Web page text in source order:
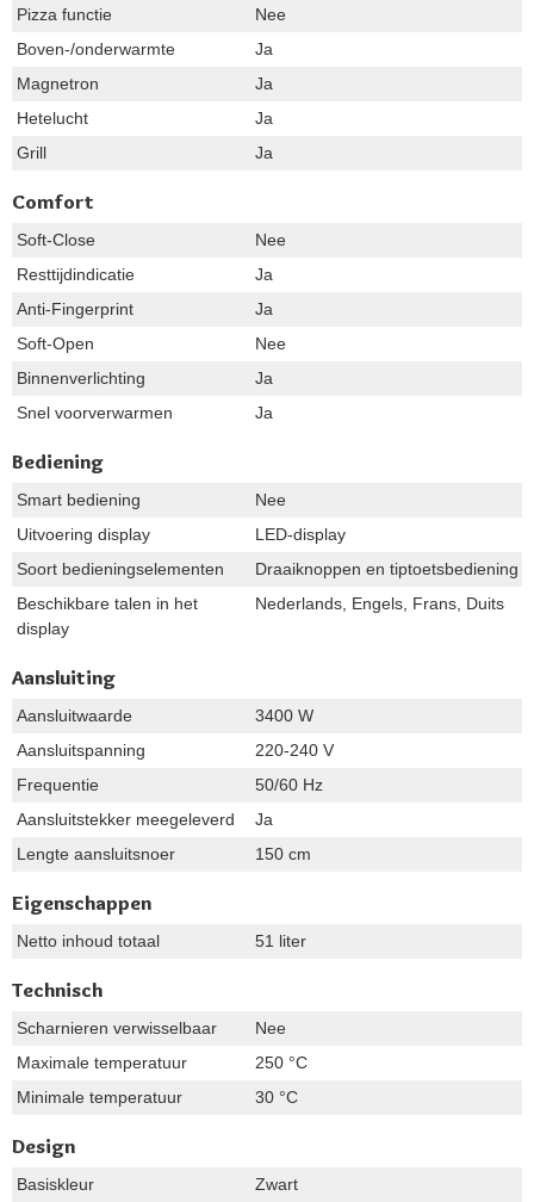
Pizza functie
Nee
Boven-/onderwarmte
Ja
Magnetron
Ja
Hetelucht
Ja
Grill
Ja
Comfort
Soft-Close
Nee
Resttijdindicatie
Ja
Anti-Fingerprint
Ja
Soft-Open
Nee
Binnenverlichting
Ja
Snel voorverwarmen
Ja
Bediening
Smart bediening
Nee
Uitvoering display
LED-display
Soort bedieningselementen
Draaiknoppen en tiptoetsbediening
Beschikbare talen in het
display
Nederlands, Engels, Frans, Duits
Aansluiting
Aansluitwaarde
3400 W
Aansluitspanning
220-240 V
Frequentie
50/60 Hz
Aansluitstekker meegeleverd
Ja
Lengte aansluitsnoer
150 cm
Eigenschappen
Netto inhoud totaal 51 liter
Technisch
Scharnieren verwisselbaar
Nee
Maximale temperatuur
250 °C
Minimale temperatuur
30 °C
Design
Basiskleur
Zwart